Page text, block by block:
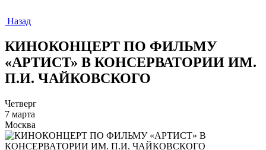
Назад
КИНОКОНЦЕРТ ПО ФИЛЬМУ
«АРТИСТ» В КОНСЕРВАТОРИИ ИМ.
П.И. ЧАЙКОВСКОГО
Четверг
7 марта
Москва